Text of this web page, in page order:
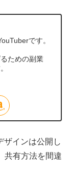
です。
ための副業
ザインは公開し
共有方法を間違